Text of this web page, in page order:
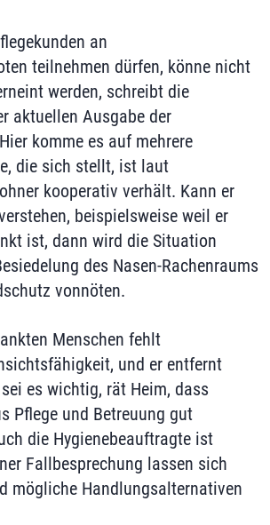
an
teilnehmen dürfen, könne nicht
werden, schreibt die
aktuellen Ausgabe der
komme es auf mehrere
die sich stellt, ist laut
kooperativ verhält. Kann er
beispielsweise weil er
ist, dann wird die Situation
des Nasen-Rachenraums
vonnöten.
Menschen fehlt
und er entfernt
es wichtig, rät Heim, dass
Pflege und Betreuung gut
die Hygienebeauftragte ist
Fallbesprechung lassen sich
mögliche Handlungsalternativen